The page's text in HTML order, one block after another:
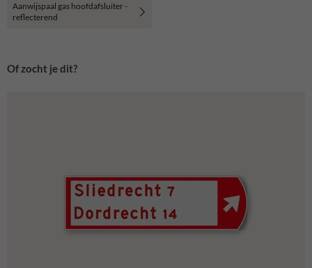
Aanwijspaal gas hoofdafsluiter -
reflecterend
Of zocht je dit?